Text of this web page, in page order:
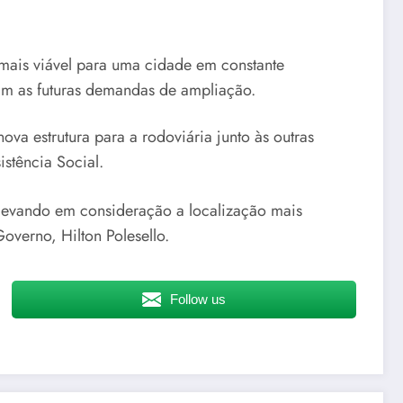
viável para uma cidade em constante
as futuras demandas de ampliação.
estrutura para a rodoviária junto às outras
Social.
em consideração a localização mais
Hilton Polesello.
Follow us